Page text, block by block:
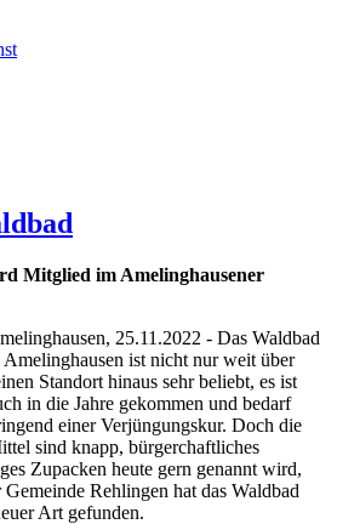
Mitglied im Amelinghausener
25.11.2022 - Das Waldbad
Amelinghausen ist nicht nur weit über
Standort hinaus sehr beliebt, es ist
in die Jahre gekommen und bedarf
einer Verjüngungskur. Doch die
sind knapp, bürgerchaftliches
Zupacken heute gern genannt wird,
Rehlingen hat das Waldbad
Art gefunden.